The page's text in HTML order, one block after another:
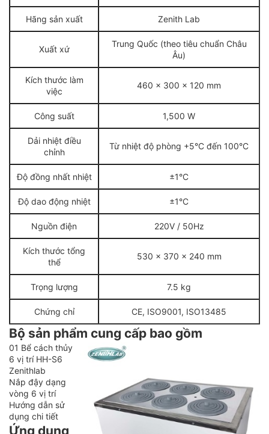
Hãng sản xuất Zenith Lab
Xuất xứ
Trung Quốc (theo tiêu chuẩn Châu
Âu)
Kích thước làm
việc
460 x 300 x 120 mm
Công suất 1,500 W
Dải nhiệt điều
chỉnh
Từ nhiệt độ phòng +5°C đến 100°C
Độ đồng nhất nhiệt ±1°C
Độ dao động nhiệt ±1°C
Nguồn điện 220V / 50Hz
Kích thước tổng
thể
530 x 370 x 240 mm
Trọng lượng 7.5 kg
Chứng chỉ CE, ISO9001, ISO13485
Bộ sản phẩm cung cấp bao gồm
01 Bể cách thủy
6 vị trí HH-S6
Zenithlab
Nắp đậy dạng
vòng 6 vị trí
Hướng dẫn sử
dụng chi tiết
Ứng dụng